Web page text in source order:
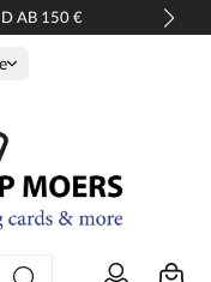
AB 150 €